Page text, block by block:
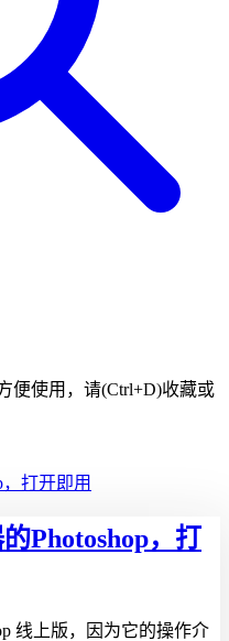
便使用，请(Ctrl+D)收藏或
打开即用
Photoshop，打
线上版，因为它的操作介